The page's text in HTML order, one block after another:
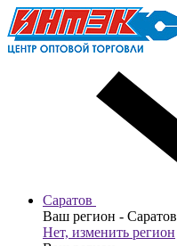
Саратов
Ваш регион - Саратов
Нет, изменить регион